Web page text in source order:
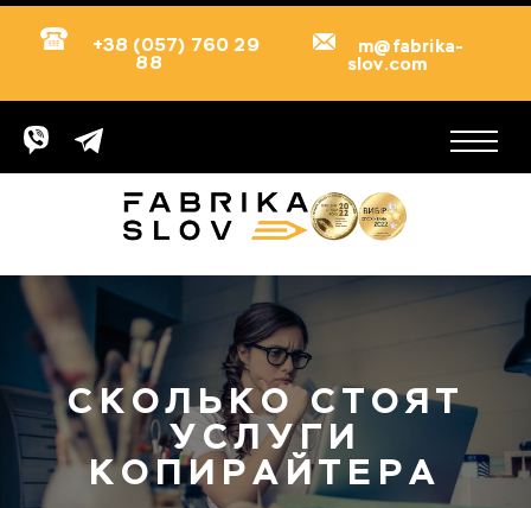
+38 (057) 760 29
88
m@fabrika-
slov.com
СКОЛЬКО СТОЯТ
УСЛУГИ
КОПИРАЙТЕРА